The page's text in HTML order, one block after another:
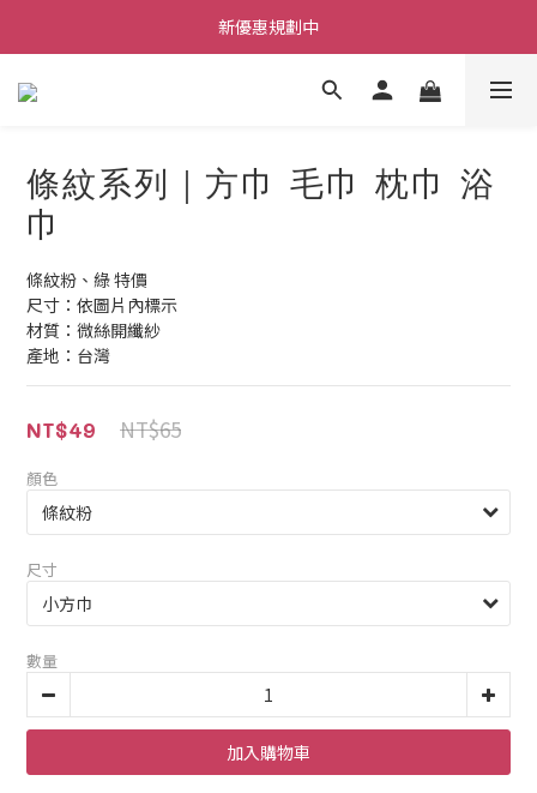
每筆訂單不限金額贈送小禮物
新優惠規劃中
每筆訂單不限金額贈送小禮物
條紋系列｜方巾 毛巾 枕巾 浴
巾
條紋粉、綠 特價
尺寸：依圖片內標示
材質：微絲開纖紗
產地：台灣
NT$65
NT$49
顏色
尺寸
數量
加入購物車